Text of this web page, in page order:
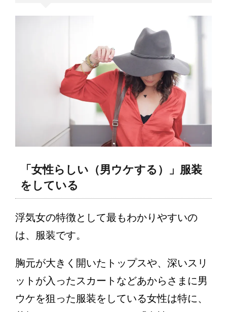
「女性らしい（男ウケする）」服装
をしている
浮気女の特徴として最もわかりやすいの
は、服装です。
胸元が大きく開いたトップスや、深いスリ
ットが入ったスカートなどあからさまに男
ウケを狙った服装をしている女性は特に、